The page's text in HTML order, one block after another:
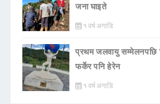
जना घाइते
१ वर्ष अगाडि
प्रथम जलवायु सम्मेलनपछि
फर्केर पनि हेरेन
१ वर्ष अगाडि